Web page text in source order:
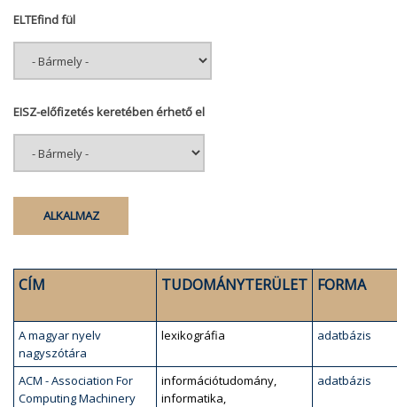
ELTEfind fül
EISZ-előfizetés keretében érhető el
CÍM TUDOMÁNYTERÜLET FORMA
A magyar nyelv
nagyszótára
lexikográfia adatbázis
ACM - Association For
Computing Machinery
információtudomány,
informatika,
adatbázis